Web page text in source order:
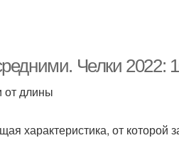
Челки 2022:
от длины
характеристика, от которой